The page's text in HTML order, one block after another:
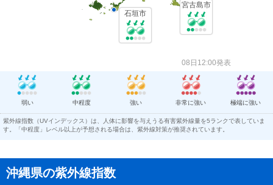
石垣市
宮古島市
08日12:00発表
弱い 中程度 強い 非常に強い 極端に強い
紫外線指数（UVインデックス）は、人体に影響を与えうる有害紫外線量を5ランクで表していま
す。「中程度」レベル以上が予想される場合は、紫外線対策が推奨されています。
沖縄県の紫外線指数